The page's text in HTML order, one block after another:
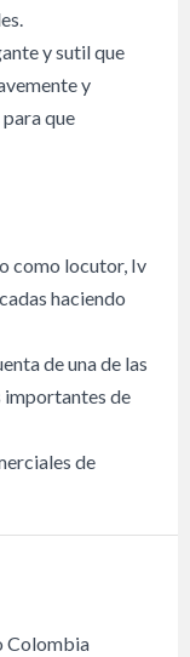
y sutil que
y
que
como locutor, Iv
haciendo
de una de las
importantes de
de
Colombia